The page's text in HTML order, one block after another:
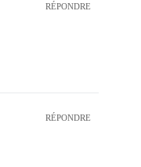
RÉPONDRE
RÉPONDRE